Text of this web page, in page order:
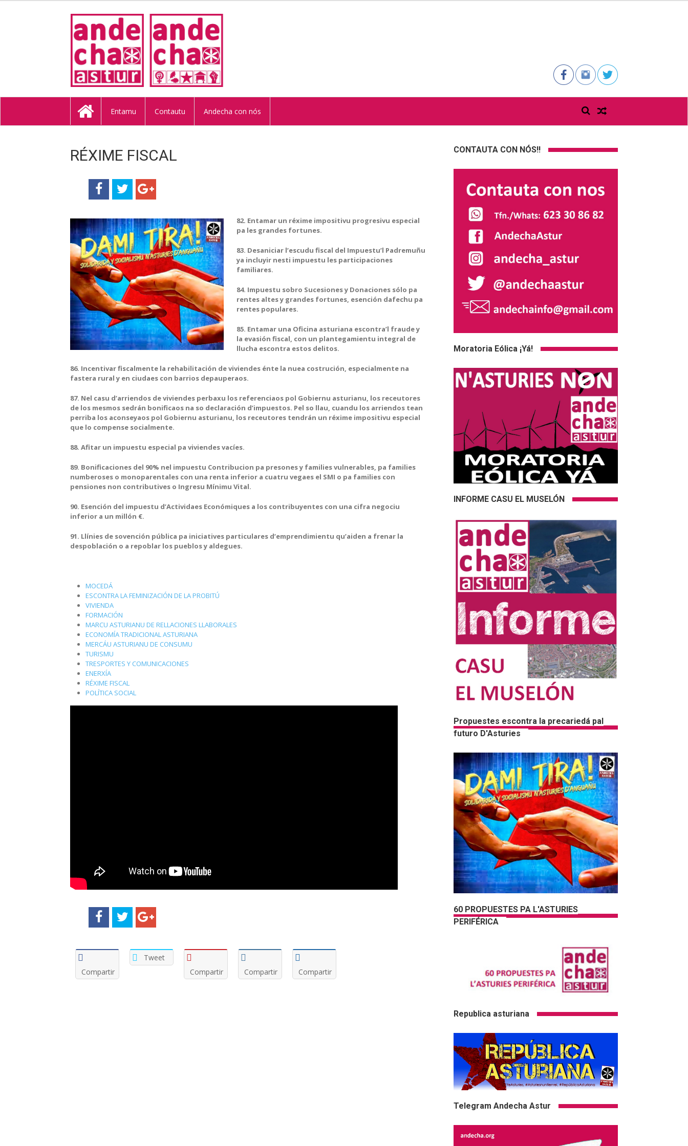
ANDECHA ASTUR
Entamu Contautu Andecha con nós
RÉXIME FISCAL
82. Entamar un réxime impositivu progresivu especial
pa les grandes fortunes.
83. Desaniciar l’escudu fiscal del Impuestu’l Padremuñu
ya incluyir nesti impuestu les participaciones
familiares.
84. Impuestu sobro Sucesiones y Donaciones sólo pa
rentes altes y grandes fortunes, esención dafechu pa
rentes populares.
85. Entamar una Oficina asturiana escontra’l fraude y
la evasión fiscal, con un plantegamientu integral de
llucha escontra estos delitos.
86. Incentivar fiscalmente la rehabilitación de viviendes énte la nuea costrución, especialmente na
fastera rural y en ciudaes con barrios depauperaos.
87. Nel casu d’arriendos de viviendes perbaxu los referenciaos pol Gobiernu asturianu, los receutores
de los mesmos sedrán bonificaos na so declaración d’impuestos. Pel so llau, cuandu los arriendos tean
perriba los aconseyaos pol Gobiernu asturianu, los receutores tendrán un réxime impositivu especial
que lo compense socialmente.
88. Afitar un impuestu especial pa viviendes vacíes.
89. Bonificaciones del 90% nel impuestu Contribucion pa presones y families vulnerables, pa families
numberoses o monoparentales con una renta inferior a cuatru vegaes el SMI o pa families con
pensiones non contributives o Ingresu Mínimu Vital.
90. Esención del impuestu d’Actividaes Económiques a los contribuyentes con una cifra negociu
inferior a un millón €.
91. Llínies de sovención pública pa iniciatives particulares d’emprendimientu qu’aiden a frenar la
despoblación o a repoblar los pueblos y aldegues.
MOCEDÁ
ESCONTRA LA FEMINIZACIÓN DE LA PROBITÚ
VIVIENDA
FORMACIÓN
MARCU ASTURIANU DE RELLACIONES LLABORALES
ECONOMÍA TRADICIONAL ASTURIANA
MERCÁU ASTURIANU DE CONSUMU
TURISMU
TRESPORTES Y COMUNICACIONES
ENERXÍA
RÉXIME FISCAL
POLÍTICA SOCIAL
Compartir
Tweet
Compartir
Compartir Compartir
CONTAUTA CON NÓS!!
Moratoria Eólica ¡Yá!
INFORME CASU EL MUSELÓN
Propuestes escontra la precariedá pal
futuro D'Asturies
60 PROPUESTES PA L'ASTURIES
PERIFÉRICA
Republica asturiana
Telegram Andecha Astur